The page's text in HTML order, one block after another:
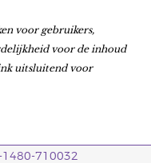
voor gebruikers,
voor de inhoud
uitsluitend voor
1480-710032